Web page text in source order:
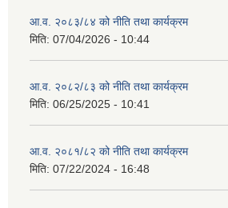
आ.व. २०८३/८४ को नीति तथा कार्यक्रम
मिति: 07/04/2026 - 10:44
आ.व. २०८२/८३ को नीति तथा कार्यक्रम
मिति: 06/25/2025 - 10:41
आ.व. २०८१/८२ को नीति तथा कार्यक्रम
मिति: 07/22/2024 - 16:48